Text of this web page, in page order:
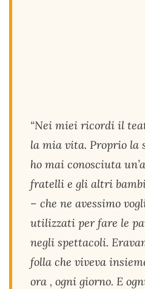
“Nei miei ricordi il
la mia vita. Proprio la
ho mai conosciuta
fratelli e gli altri
– che ne avessimo
utilizzati per fare le
negli spettacoli.
folla che viveva
ora , ogni giorno. E